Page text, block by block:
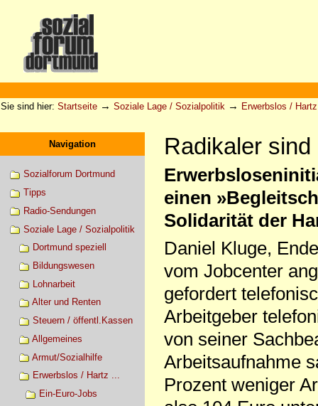
Werkzeuge
Sie sind hier: Startseite → Soziale Lage / Sozialpolitik → Erwerbslos /
Navigation
Sozialforum Dortmund
Tipps
Radio-Sendungen
Soziale Lage / Sozialpolitik
Dortmund speziell
Bildungswesen
Lohnarbeit
Alter und Renten
Steuern / öffentl.Kassen
Allgemeines
Armut/Sozialhilfe
Erwerbslos / Hartz ...
Ein-Euro-Jobs
Radikaler
einen
Solidarität der
Daniel Kluge,
vom Jobcenter
gefordert
Arbeitgeber
von seiner
Arbeitsaufnahme
Prozent weniger